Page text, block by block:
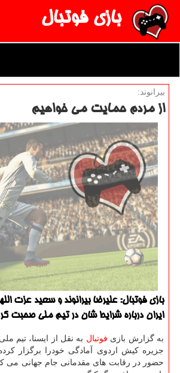
بازی فوتبال
بیرانوند:
از مردم حمایت می خواهیم
بازی فوتبال: علیرضا بیرانوند و سعید عزت
ایران درباره شرایط شان در تیم ملی صحبت
به گزارش بازی فوتبال به نقل از ایسنا، تیم
جزیره کیش اردوی آمادگی خودرا برگزار
حضور در رقابت های مقدمانی جام جهانی می